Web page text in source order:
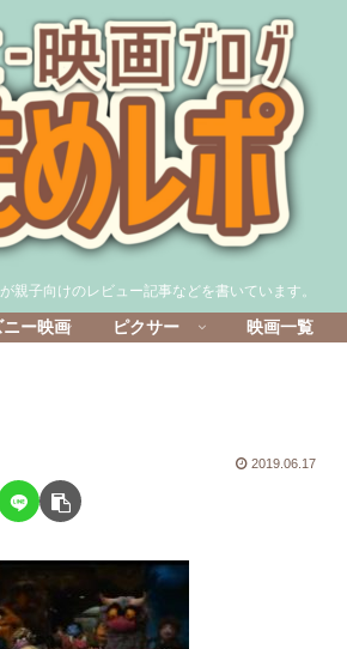
親子向けのレビュー記事などを書いています。
ー映画 ピクサー 映画一覧
2019.06.17